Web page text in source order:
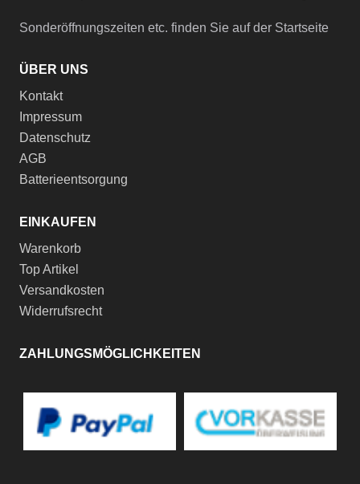
Sonderöffnungszeiten etc. finden Sie auf der Startseite
ÜBER UNS
Kontakt
Impressum
Datenschutz
AGB
Batterieentsorgung
EINKAUFEN
Warenkorb
Top Artikel
Versandkosten
Widerrufsrecht
ZAHLUNGSMÖGLICHKEITEN